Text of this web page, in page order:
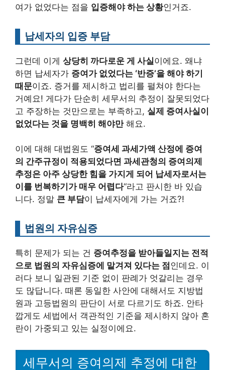
여가 없었다는 점을 입증해야 하는 상황인거죠.
납세자의 입증 부담
그런데 이게 상당히 까다로운 게 사실이에요. 왜냐
하면 납세자가 증여가 없었다는 ‘반증’을 해야 하기
때문이죠. 증거를 제시하고 법리를 펼쳐야 한다는
거예요! 게다가 단순히 세무서의 추정이 잘못되었다
고 주장하는 것만으로는 부족하고, 실제 증여사실이
없었다는 것을 명백히 해야만해요.
이에 대해 대법원도 “증여세 과세가액 산정에 증여
의 간주규정이 적용되었다면 과세관청의 증여의제
추정은 아주 상당한 힘을 가지게 되어 납세자로서는
이를 번복하기가 매우 어렵다“라고 판시한 바 있습
니다. 정말 큰 부담이 납세자에게 가는 거죠?!
법원의 자유심증
특히 문제가 되는 건 증여추정을 받아들일지는 전적
으로 법원의 자유심증에 맡겨져 있다는 점 인데요. 이
러다 보니 일관된 기준 없이 판례가 엇갈리는 경우
도 많답니다. 때론 동일한 사안에 대해서도 지방법
원과 고등법원의 판단이 서로 다르기도 하죠. 안타
깝게도 세법에서 객관적인 기준을 제시하지 않아 혼
란이 가중되고 있는 실정이에요.
세무서의 증여의제 추정에 대한